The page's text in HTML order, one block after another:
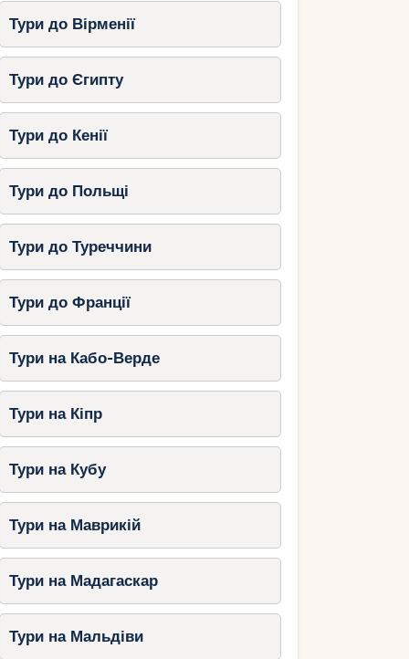
Тури до Вірменії
Тури до Єгипту
Тури до Кенії
Тури до Польщі
Тури до Туреччини
Тури до Франції
Тури на Кабо-Верде
Тури на Кіпр
Тури на Кубу
Тури на Маврикій
Тури на Мадагаскар
Тури на Мальдіви